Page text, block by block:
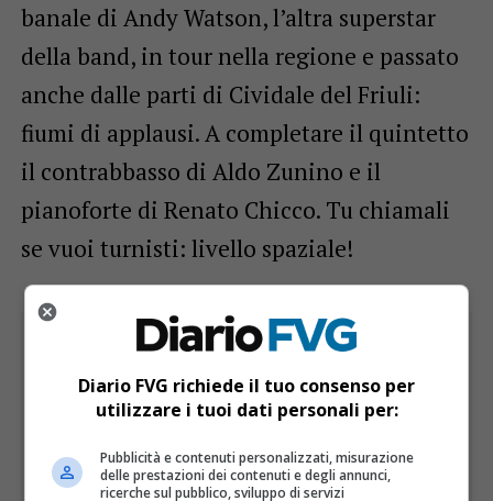
banale di Andy Watson, l’altra superstar
della band, in tour nella regione e passato
anche dalle parti di Cividale del Friuli:
fiumi di applausi. A completare il quintetto
il contrabbasso di Aldo Zunino e il
pianoforte di Renato Chicco. Tu chiamali
se vuoi turnisti: livello spaziale!
Diario FVG richiede il tuo consenso per
utilizzare i tuoi dati personali per:
Pubblicità e contenuti personalizzati, misurazione
delle prestazioni dei contenuti e degli annunci,
ricerche sul pubblico, sviluppo di servizi